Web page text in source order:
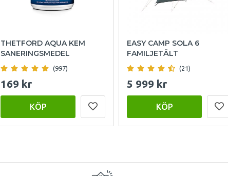
THETFORD AQUA KEM
SANERINGSMEDEL
(997)
169 kr
KÖP
EASY CAMP SOLA 6
FAMILJETÄLT
(21)
5 999 kr
KÖP